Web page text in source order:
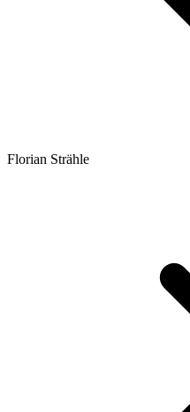
Florian Strähle